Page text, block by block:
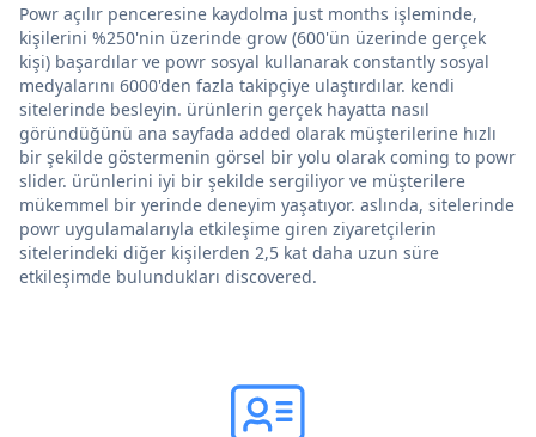
Powr açılır penceresine kaydolma just months işleminde,
kişilerini %250'nin üzerinde grow (600'ün üzerinde gerçek
kişi) başardılar ve powr sosyal kullanarak constantly sosyal
medyalarını 6000'den fazla takipçiye ulaştırdılar. kendi
sitelerinde besleyin. ürünlerin gerçek hayatta nasıl
göründüğünü ana sayfada added olarak müşterilerine hızlı
bir şekilde göstermenin görsel bir yolu olarak coming to powr
slider. ürünlerini iyi bir şekilde sergiliyor ve müşterilere
mükemmel bir yerinde deneyim yaşatıyor. aslında, sitelerinde
powr uygulamalarıyla etkileşime giren ziyaretçilerin
sitelerindeki diğer kişilerden 2,5 kat daha uzun süre
etkileşimde bulundukları discovered.